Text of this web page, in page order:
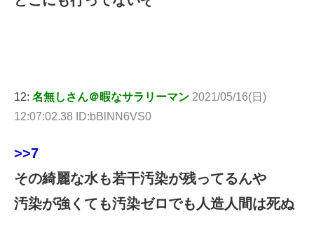
12: 名無しさん＠暇なサラリーマン 2021/05/16(日)
12:07:02.38 ID:bBlNN6VS0
>>7
その綺麗な水も若干汚染が残ってるんや
汚染が強くても汚染ゼロでも人造人間は死ぬ